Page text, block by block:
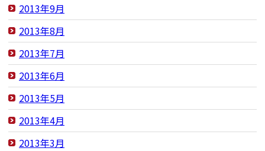
2013年9月
2013年8月
2013年7月
2013年6月
2013年5月
2013年4月
2013年3月